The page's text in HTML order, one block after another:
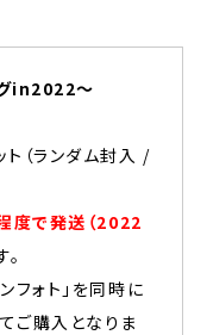
in2022〜
（ランダム封入 /
度で発送（2022
フォト」を同時に
ご購入となりま